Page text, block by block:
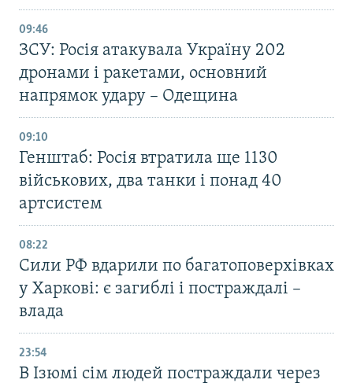
09:46
ЗСУ: Росія атакувала Україну 202
дронами і ракетами, основний
напрямок удару – Одещина
09:10
Генштаб: Росія втратила ще 1130
військових, два танки і понад 40
артсистем
08:22
Сили РФ вдарили по багатоповерхівках
у Харкові: є загиблі і постраждалі –
влада
23:54
В Ізюмі сім людей постраждали через